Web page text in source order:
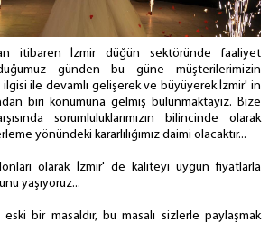
itibaren İzmir düğün sektöründe faaliyet
günden bu güne müşterilerimizin
ile devamlı gelişerek ve büyüyerek İzmir' in
biri konumuna gelmiş bulunmaktayız. Bize
sorumluluklarımızın bilincinde olarak
yönündeki kararlılığımız daimi olacaktır...
olarak İzmir' de kaliteyi uygun fiyatlarla
yaşıyoruz...
bir masaldır, bu masalı sizlerle paylaşmak